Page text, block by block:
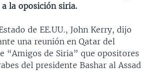
[RADIO]
la oposición siria.
de EE.UU., John Kerry, dijo
una reunión en Qatar del
“Amigos de Siria” que opositores
del presidente Bashar al Assad